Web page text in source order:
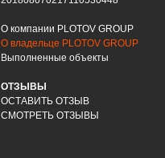
О компании PLOTOV GROUP
О владельце PLOTOV GROUP
Выполненные объекты
ОТЗЫВЫ
ОСТАВИТЬ ОТЗЫВ
СМОТРЕТЬ ОТЗЫВЫ